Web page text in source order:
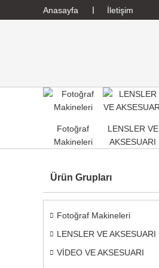
Anasayfa İletişim
Fotoğraf
Makineleri
LENSLER VE
AKSESUARI
Ürün Grupları
Fotoğraf Makineleri
LENSLER VE AKSESUARI
VİDEO VE AKSESUARI